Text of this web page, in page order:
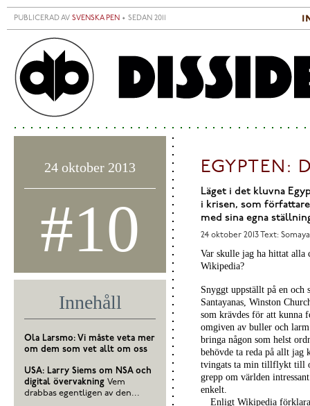
Hoppa till huvudinnehåll
PUBLICERAD AV SVENSKA PEN • SEDAN 2011
EGYPTEN:
Läget i det kluvna
i krisen, som
med sina egna
24 oktober 2013 Text:
Var skulle jag ha hittat alla
Wikipedia?
Snyggt uppställt på en och
Santayanas, Winston
som krävdes för att kunna
omgiven av buller och
bringa någon som helst
behövde ta reda på allt jag
tvingats ta min tillflykt till
grepp om världen
enkelt.
Enligt Wikipedia
24 oktober 2013
#10
Innehåll
Ola Larsmo: Vi måste veta mer
om dem som vet allt om oss
USA: Larry Siems om NSA och
digital övervakning Vem
drabbas egentligen av den...